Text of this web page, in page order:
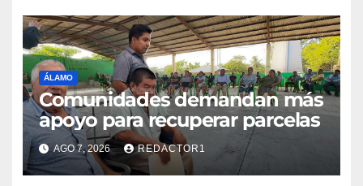
ÁLAMO
Comunidades demandan más
apoyo para recuperar parcelas
AGO 7, 2026 REDACTOR1